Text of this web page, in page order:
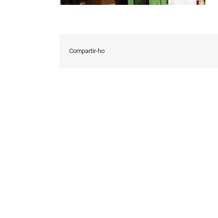
Compartir-ho